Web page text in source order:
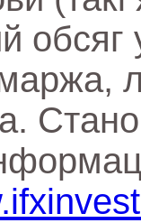
обсяг